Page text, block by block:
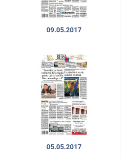
09.05.2017
05.05.2017